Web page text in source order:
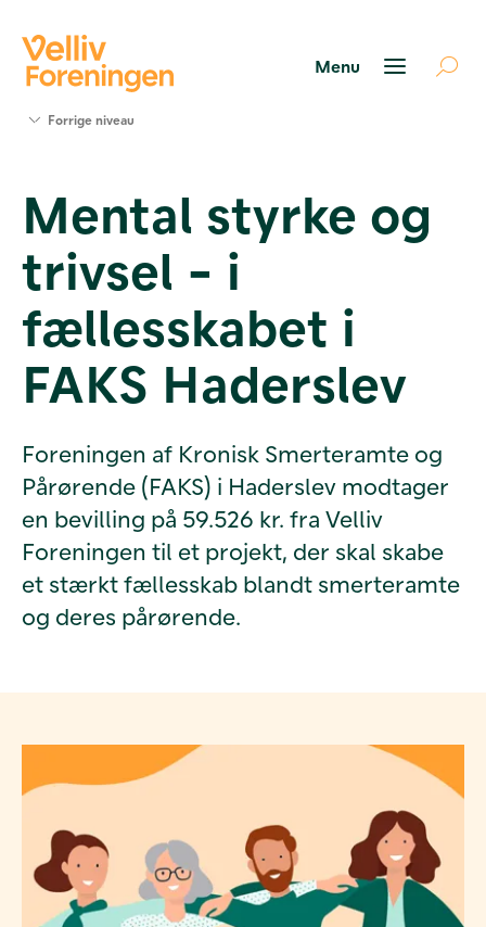
Værktøjer
og viden
Om Velliv
Foreningen
os
Forrige niveau
Mental styrke og
trivsel - i
fællesskabet i
FAKS Haderslev
Foreningen af Kronisk Smerteramte og
Pårørende (FAKS) i Haderslev modtager
en bevilling på 59.526 kr. fra Velliv
Foreningen til et projekt, der skal skabe
et stærkt fællesskab blandt smerteramte
og deres pårørende.